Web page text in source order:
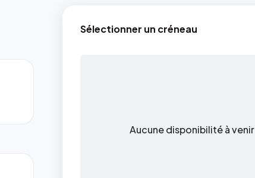
Sélectionner un créneau
Aucune disponibilité à venir